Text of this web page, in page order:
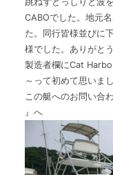
CABOでした。地元
た。同行皆様並びに
様でした。ありがと
製造者欄にCat
～って初めて思いまし
この艇へのお問い合
』へ